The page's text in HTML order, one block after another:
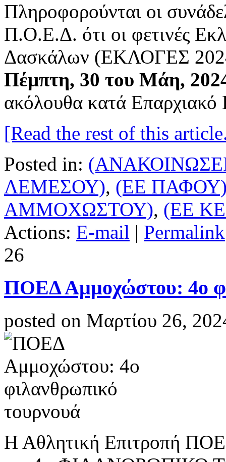
Πληροφορούνται οι
Π.Ο.Ε.Δ. ότι οι φετινές
Δασκάλων (ΕΚΛΟΓΕΣ
Πέμπτη, 30 του Μάη,
ακόλουθα κατά Επαρχιακό
[Read the rest of this
Posted in:
ΛΕΜΕΣΟΥ), (ΕΕ
ΑΜΜΟΧΩΣΤΟΥ), (ΕΕ
Actions: E-mail | Permalink
26
ΠΟΕΔ Αμμοχώστου: 4ο
posted on Μαρτίου 26,
Η Αθλητική Επιτροπή